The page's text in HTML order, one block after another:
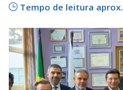
Tempo de leitura aprox.